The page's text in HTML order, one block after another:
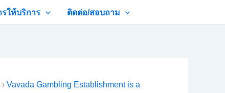
รให้บริการ ติดต่อ/สอบถาม
› Vavada Gambling Establishment is a